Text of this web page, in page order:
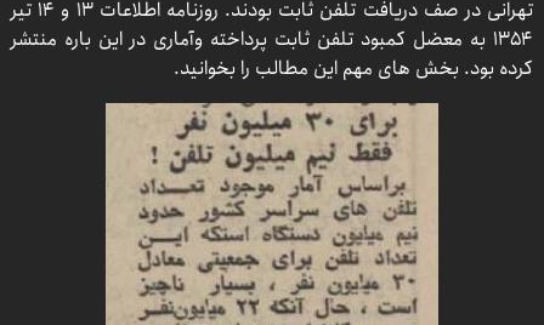
تهرانی در صف دریافت تلفن ثابت بودند. روزنامه اطلاعات ۱۳ و ۱۴ تیر
۱۳۵۴ به معضل کمبود تلفن ثابت پرداخته وآماری در این باره منتشر
کرده بود. بخش های مهم این مطالب را بخوانید.